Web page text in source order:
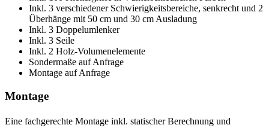
Inkl. 3 verschiedener Schwierigkeitsbereiche, senkrecht und 2
Überhänge mit 50 cm und 30 cm Ausladung
Inkl. 3 Doppelumlenker
Inkl. 3 Seile
Inkl. 2 Holz-Volumenelemente
Sondermaße auf Anfrage
Montage auf Anfrage
Montage
Eine fachgerechte Montage inkl. statischer Berechnung und